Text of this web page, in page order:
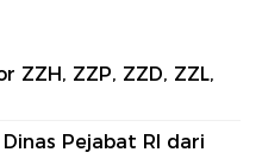
ZZH, ZZP, ZZD, ZZL,
Pejabat RI dari